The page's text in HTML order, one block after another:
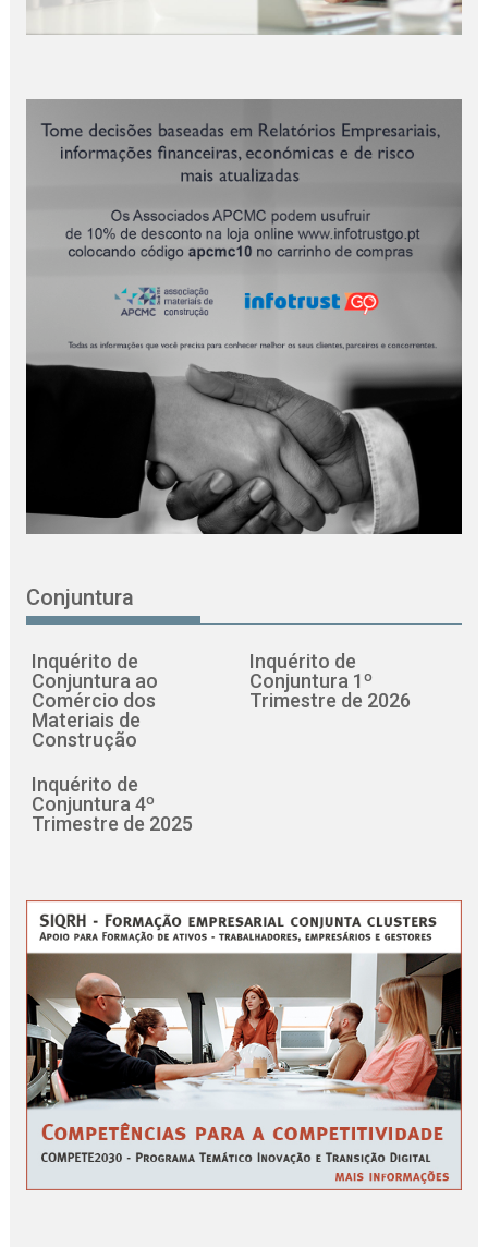
Conjuntura
Inquérito de
Conjuntura ao
Comércio dos
Materiais de
Construção
Inquérito de
Conjuntura 1º
Trimestre de 2026
Inquérito de
Conjuntura 4º
Trimestre de 2025